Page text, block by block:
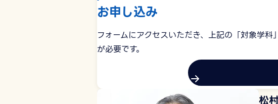
お申し込み
フォームにアクセスいただき、上記の「対象学
が必要です。